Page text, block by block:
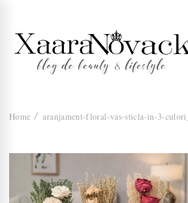
Xaara
Home aranjament-floral-vas-sticla-in-3-